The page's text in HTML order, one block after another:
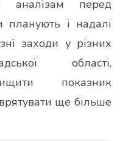
аналізам перед
планують і надалі
заходи у різних
області,
показник
ще більше